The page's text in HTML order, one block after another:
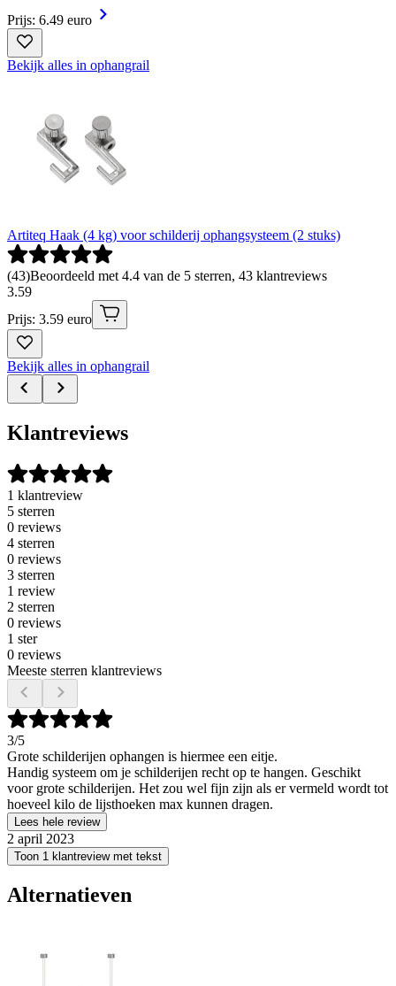
Prijs: 6.49 euro
Bekijk alles in ophangrail
Artiteq Haak (4 kg) voor schilderij ophangsysteem (2 stuks)
(43)Beoordeeld met 4.4 van de 5 sterren, 43 klantreviews
3.59
Prijs: 3.59 euro
Bekijk alles in ophangrail
Klantreviews
1 klantreview
5 sterren
0 reviews
4 sterren
0 reviews
3 sterren
1 review
2 sterren
0 reviews
1 ster
0 reviews
Meeste sterren klantreviews
3/5
Grote schilderijen ophangen is hiermee een eitje.
Handig systeem om je schilderijen recht op te hangen. Geschikt
voor grote schilderijen. Het zou wel fijn zijn als er vermeld wordt tot
hoeveel kilo de lijsthoeken max kunnen dragen.
Lees hele review
2 april 2023
Toon 1 klantreview met tekst
Alternatieven